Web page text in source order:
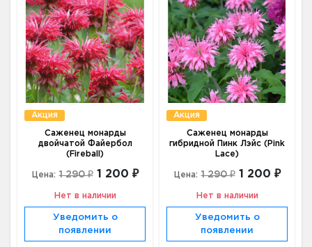
Акция
Cаженец монарды
двойчатой Файербол
(Fireball)
Цена: 1 290 ₽ 1 200 ₽
Нет в наличии
Уведомить о
появлении
Акция
Cаженец монарды
гибридной Пинк Лэйс (Pink
Lace)
Цена: 1 290 ₽ 1 200 ₽
Нет в наличии
Уведомить о
появлении